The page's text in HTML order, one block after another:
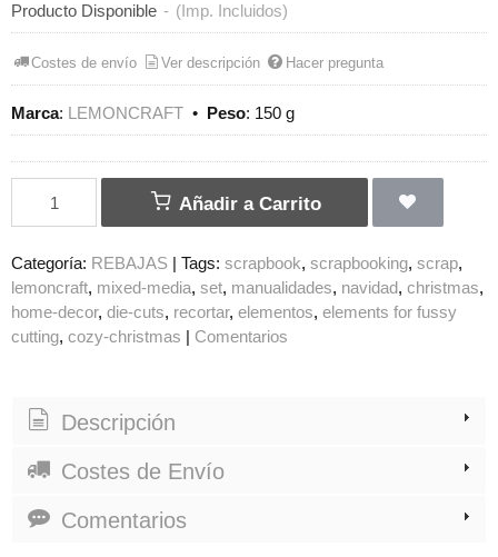
Producto Disponible - (Imp. Incluidos)
Costes de envío Ver descripción Hacer pregunta
Marca: LEMONCRAFT • Peso: 150 g
Añadir a Carrito
Categoría: REBAJAS | Tags: scrapbook scrapbooking scrap
lemoncraft mixed-media set manualidades navidad christmas
home-decor die-cuts recortar elementos elements for fussy
cutting cozy-christmas | Comentarios
Descripción
Costes de Envío
Comentarios